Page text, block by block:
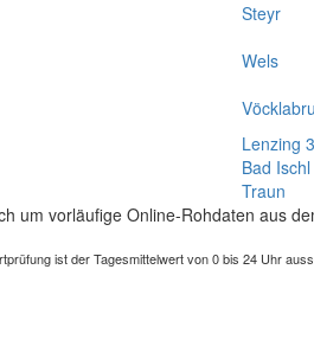
Steyr
Wels
Lenzing 3
Bad Ischl
Traun
um vorläufige Online-Rohdaten aus
ist der Tagesmittelwert von 0 bis 24 Uhr